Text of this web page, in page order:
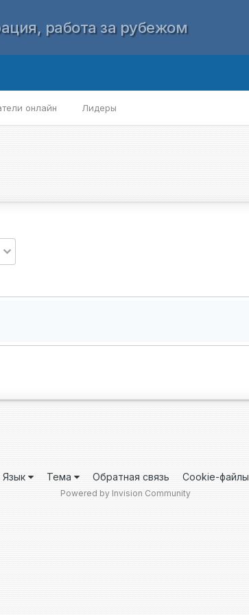
работа за рубежом
онлайн Лидеры
Язык Тема Обратная связь Cookie-файлы
Powered by Invision Community